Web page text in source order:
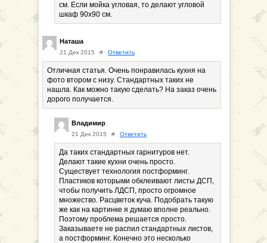
см. Если мойка угловая, то делают угловой
шкаф 90х90 см.
Наташа
21 Дек 2015 # Ответить
Отличная статья. Очень понравилась кухня на
фото втором с низу. Стандартных таких не
нашла. Как можно такую сделать? На заказ очень
дорого получается.
Владимир
21 Дек 2015 # Ответить
Да таких стандартных гарнитуров нет.
Делают такие кухни очень просто.
Существует технология постформинг.
Пластиков которыми обклеивают листы ДСП,
чтобы получить ЛДСП, просто огромное
множество. Расцветок куча. Подобрать такую
же как на картинке я думаю вполне реально.
Поэтому проблема решается просто.
Заказываете не распил стандартных листов,
а постформинг. Конечно это несколько